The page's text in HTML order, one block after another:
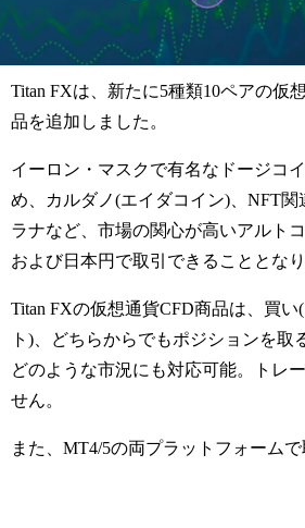
Titan FXは、新たに5種類10ペアの仮
品を追加しました。
イーロン・マスクで有名なドージコ
め、カルダノ(エイダコイン)、NFT関
ラナなど、市場の関心が高いアルト
および日本円で取引できることとなり
Titan FXの仮想通貨CFD商品は、買
ト)、どちらからでもポジションを取
どのような市況にも対応可能。トレ
せん。
また、MT4/5の両プラットフォームで